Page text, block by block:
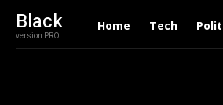
Black
version PRO
Home Tech